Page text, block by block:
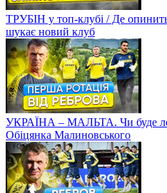
ТРУБІН у топ-клубі / Де
шукає новий клуб
УКРАЇНА – МАЛЬТА. Чи буде
Обіцянка Малиновського